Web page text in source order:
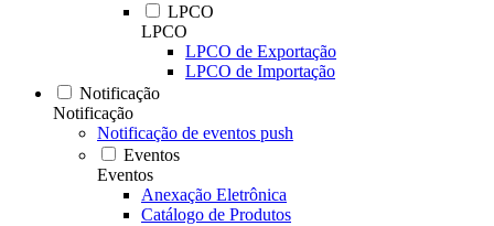
LPCO
LPCO
LPCO de Exportação
LPCO de Importação
Notificação
Notificação
Notificação de eventos push
Eventos
Eventos
Anexação Eletrônica
Catálogo de Produtos